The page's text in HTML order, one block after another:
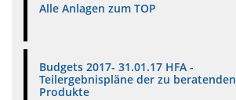
Alle Anlagen zum TOP
Budgets 2017- 31.01.17 HFA -
Teilergebnispläne der zu beratenden
Produkte